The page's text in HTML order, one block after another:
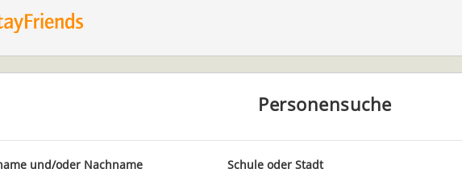
Personensuche
und/oder Nachname Schule oder Stadt